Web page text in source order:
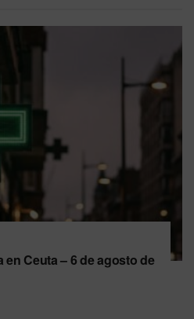
en Ceuta – 6 de agosto de